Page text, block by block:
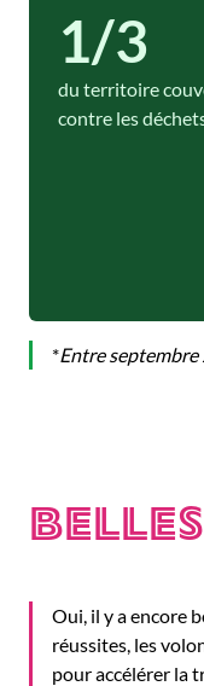
1/3
du territoire
contre les
*Entre
Oui, il y a encore
réussites, les
pour accélérer la